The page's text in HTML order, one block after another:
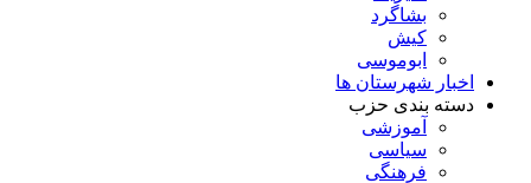
بشاگرد
کیش
ابوموسی
اخبار شهرستان ها
دسته بندی حزب
آموزشی
سیاسی
فرهنگی